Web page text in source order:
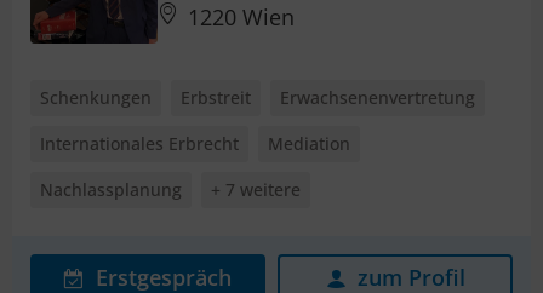
1220 Wien
Schenkungen Erbstreit
Erwachsenenvertretung
Internationales Erbrecht
Mediation
Nachlassplanung
+ 7 weitere
Erstgespräch zum Profil